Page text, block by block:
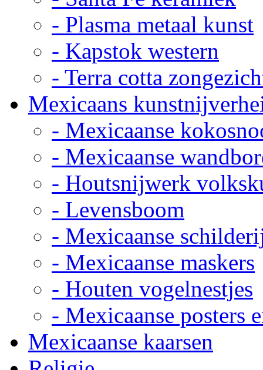
- Plasma metaal kunst
- Kapstok western
- Terra cotta
Mexicaans
- Mexicaanse
- Mexicaanse
- Houtsnijwerk
- Levensboom
- Mexicaanse
- Mexicaanse maskers
- Houten vogelnestjes
- Mexicaanse posters
Mexicaanse kaarsen